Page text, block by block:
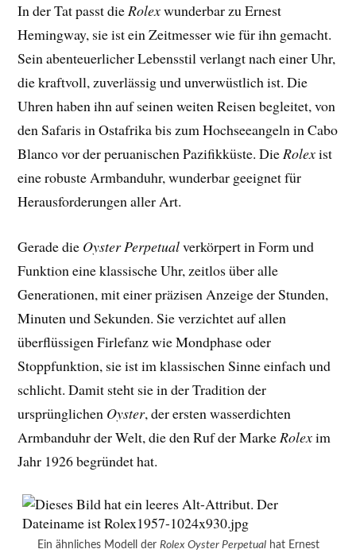
In der Tat passt dieRolexwunderbar zu Ernest
Hemingway, sie ist ein Zeitmesser wie für ihn gemacht.
Sein abenteuerlicher Lebensstil verlangt nach einer Uhr,
die kraftvoll, zuverlässig und unverwüstlich ist. Die
Uhren haben ihn auf seinen weiten Reisen begleitet, von
den Safaris in Ostafrika bis zum Hochseeangeln in Cabo
Blanco vor der peruanischen Pazifikküste. DieRolexist
eine robuste Armbanduhr, wunderbar geeignet für
Herausforderungen aller Art.
Gerade die Oyster Perpetualverkörpert in Form und
Funktion eine klassische Uhr, zeitlos über alle
Generationen, mit einer präzisen Anzeige der Stunden,
Minuten und Sekunden. Sie verzichtet auf allen
überflüssigen Firlefanz wie Mondphase oder
Stoppfunktion, sie ist im klassischen Sinne einfach und
schlicht. Damit steht sie in der Tradition der
ursprünglichen Oyster, der ersten wasserdichten
Armbanduhr der Welt, die den Ruf der MarkeRolexim
Jahr 1926 begründet hat.
Ein ähnliches Modell der Rolex Oyster Perpetualhat Ernest